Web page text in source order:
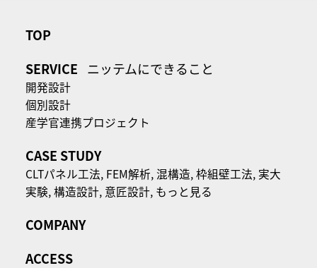
TOP
SERVICE ニッテムにできること
開発設計
個別設計
産学官連携プロジェクト
CASE STUDY
CLTパネル⼯法, FEM解析,混構造,枠組壁工法, 実大
実験,構造設計, 意匠設計, もっと見る
COMPANY
ACCESS